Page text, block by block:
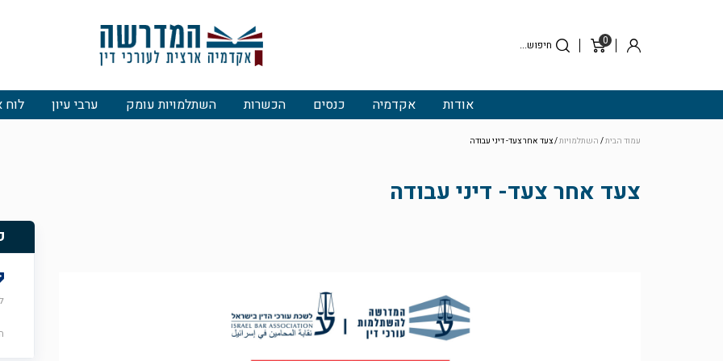
0
סל
התחבר
אודות אקדמיה כנסים הכשרות השתלמויות עומק ערבי עיון לוח
עמוד הבית/ השתלמויות/ צעד אחר צעד- דיני עבודה
צעד אחר צעד- דיני עבודה